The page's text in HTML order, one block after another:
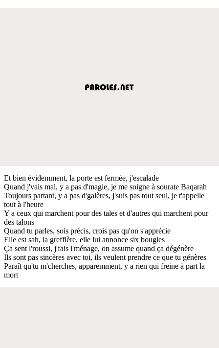
Et bien évidemment, la porte est fermée, j'escalade
Quand j'vais mal, y a pas d'magie, je me soigne à sourate Baqarah
Toujours partant, y a pas d'galères, j'suis pas tout seul, je t'appelle
tout à l'heure
Y a ceux qui marchent pour des tales et d'autres qui marchent pour
des talons
Quand tu parles, sois précis, crois pas qu'on s'apprécie
Elle est sah, la greffière, elle lui annonce six bougies
Ça sent l'roussi, j'fais l'ménage, on assume quand ça dégénère
Ils sont pas sincères avec toi, ils veulent prendre ce que tu génères
Paraît qu'tu m'cherches, apparemment, y a rien qui freine à part la
mort